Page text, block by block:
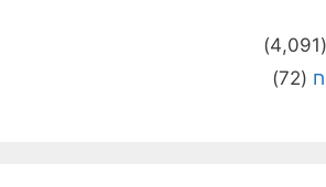
(4,091)
(72)